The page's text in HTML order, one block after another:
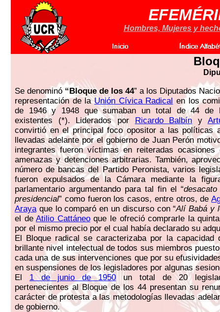
Hombres, Mujeres y
Se denominó “Bloque de los 44” a los Diputados
representación de laUnión Cívica Radical en los
de 1946 y 1948 que sumaban un total de 44 de
existentes (*). Liderados por Ricardo Balbín y
convirtió en el principal foco opositor a las políticas
llevadas adelante por el gobierno de Juan Perón
integrantes fueron víctimas en reiteradas ocasiones
amenazas y detenciones arbitrarias. También,
número de bancas del Partido Peronista, varios
fueron expulsados de la Cámara mediante la
parlamentario argumentando para tal fin el “
presidencial” como fueron los casos, entre otros, de
Arayaque lo comparó en un discurso con “Alí Babá y
el deAtilio Cattáneoque le ofreció comprarle la
por el mismo precio por el cual había declarado su
El Bloque radical se caracterizaba por la capacidad
brillante nivel intelectual de todos sus miembros
cada una de sus intervenciones que por su
en suspensiones de los legisladores por algunas
El 1 de junio de 1950 un total de 20
pertenecientes al Bloque de los 44 presentan su
carácter de protesta a las metodologías llevadas
de gobierno.